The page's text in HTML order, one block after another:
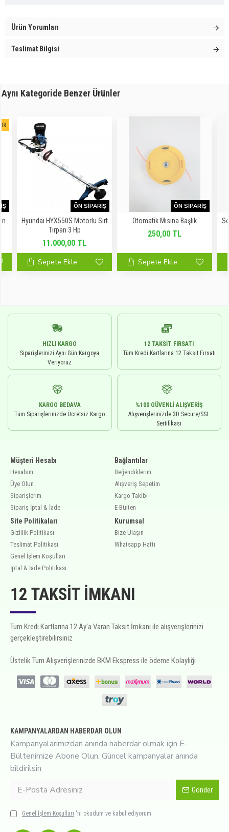
Ürün Yorumları
Teslimat Bilgisi
Aynı Kategoride Benzer Ürünler
ÖN SIPARIŞ
Hyundai HYX550S Motorlu Sırt
Tırpan 3 Hp
11.000,00 TL
Sepete Ekle
ÖN SIPARIŞ
Otomatik Misina Başlık
250,00 TL
Sepete Ekle
HIZLI KARGO
Siparişlerinizi Aynı Gün Kargoya
Veriyoruz
12 TAKSIT FIRSATI
Tüm Kredi Kartlarına 12 Taksit Fırsatı
KARGO BEDAVA
Tüm Siparişlerinizde Ücretsiz Kargo
%100 GÜVENLI ALIŞVERIŞ
Alışverişlerinizde 3D Secure/SSL
Sertifikası
Müşteri Hesabı
Hesabım
Üye Olun
Siparişlerim
Sipariş İptal & İade
Site Politikaları
Gizlilik Politikası
Teslimat Politikası
Genel İşlem Koşulları
İptal & İade Politikası
Bağlantılar
Beğendiklerim
Alışveriş Sepetim
Kargo Takibi
E-Bülten
Kurumsal
Bize Ulaşın
Whatsapp Hattı
12 TAKSIT İMKANI
Tüm Kredi Kartlarına 12 Ay'a Varan Taksit İmkanı ile alışverişlerinizi
gerçekleştirebilirsiniz
Üstelik Tüm Alışverişlerinizde BKM Ekspress ile ödeme Kolaylığı
KAMPANYALARDAN HABERDAR OLUN
Kampanyalarımızdan anında haberdar olmak için E-
Bültenimize Abone Olun. Güncel kampanyalar anında
bildirilsin
Gönder
Genel İşlem Koşulları 'ni okudum ve kabul ediyorum.